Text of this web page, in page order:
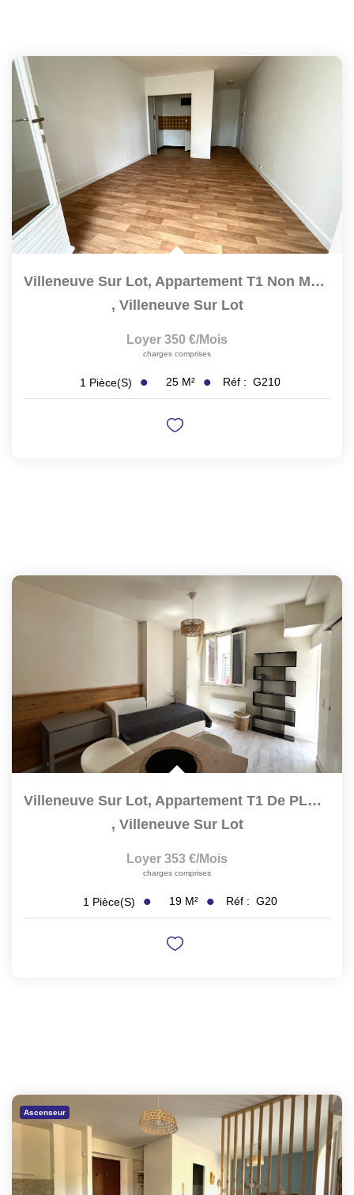
Villeneuve Sur Lot, Appartement T1 Non Meublé De 24,22 M²...
, Villeneuve Sur Lot
Loyer 350 €/mois
charges comprises
1 Pièce(s) 25 M² Réf : G210
Villeneuve Sur Lot, Appartement T1 De PLAIN PIED De19 M² ...
, Villeneuve Sur Lot
Loyer 353 €/mois
charges comprises
1 Pièce(s) 19 M² Réf : G20
Ascenseur